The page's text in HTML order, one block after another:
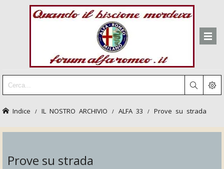
Indice IL NOSTRO ARCHIVIO ALFA 33 Prove su strada
Prove su strada